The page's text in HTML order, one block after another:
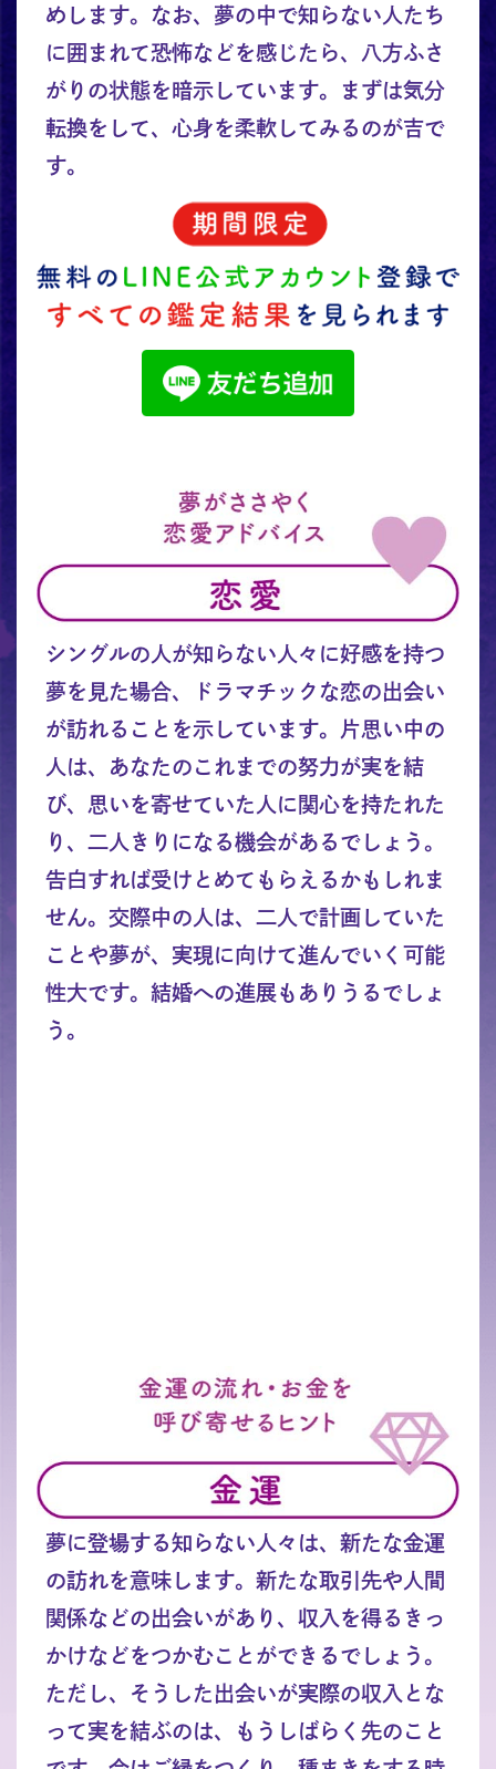
めします。なお、夢の中で知らない人たち
に囲まれて恐怖などを感じたら、八方ふさ
がりの状態を暗示しています。まずは気分
転換をして、心身を柔軟してみるのが吉で
す。
シングルの人が知らない人々に好感を持つ
夢を見た場合、ドラマチックな恋の出会い
が訪れることを示しています。片思い中の
人は、あなたのこれまでの努力が実を結
び、思いを寄せていた人に関心を持たれた
り、二人きりになる機会があるでしょう。
告白すれば受けとめてもらえるかもしれま
せん。交際中の人は、二人で計画していた
ことや夢が、実現に向けて進んでいく可能
性大です。結婚への進展もありうるでしょ
う。
夢に登場する知らない人々は、新たな金運
の訪れを意味します。新たな取引先や人間
関係などの出会いがあり、収入を得るきっ
かけなどをつかむことができるでしょう。
ただし、そうした出会いが実際の収入とな
って実を結ぶのは、もうしばらく先のこと